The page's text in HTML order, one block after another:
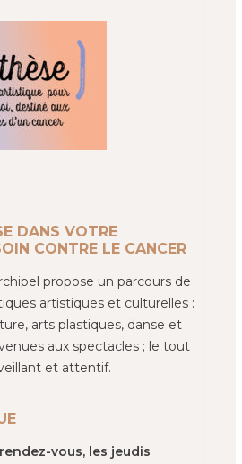
DANS VOTRE
CONTRE LE CANCER
propose un parcours de
artistiques et culturelles :
arts plastiques, danse et
aux spectacles ; le tout
et attentif.
vous, les jeudis